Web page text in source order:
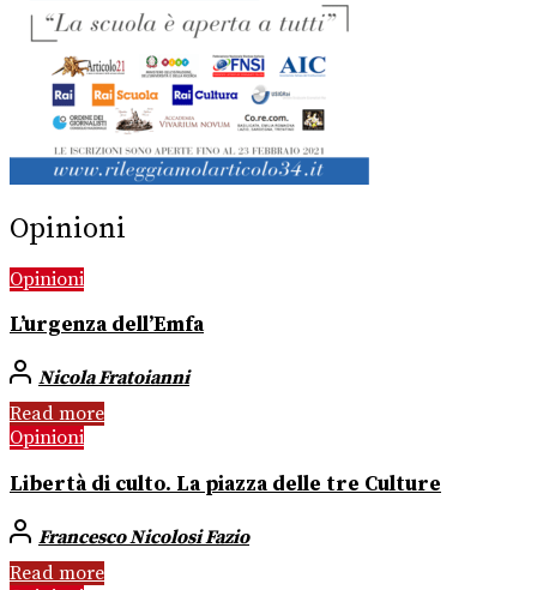
Opinioni
Opinioni
L’urgenza dell’Emfa
Nicola Fratoianni
Read more
Opinioni
Libertà di culto. La piazza delle tre Culture
Francesco Nicolosi Fazio
Read more